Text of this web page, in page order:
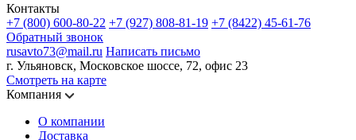
Контакты
+7 (800) 600-80-22 +7 (927) 808-81-19 +7 (8422) 45-61-76
Обратный звонок
rusavto73@mail.ru Написать письмо
г. Ульяновск, Московское шоссе, 72, офис 23
Смотреть на карте
Компания
О компании
Доставка